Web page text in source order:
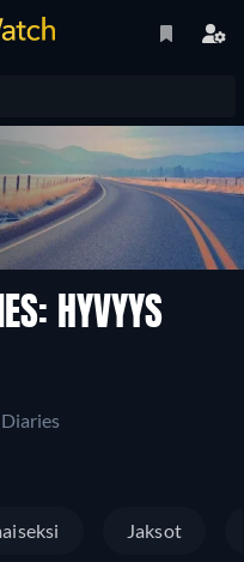
HYVYYS
Jaksot